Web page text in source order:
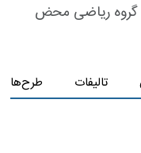
- گروه ریاضی محض
تالیفات